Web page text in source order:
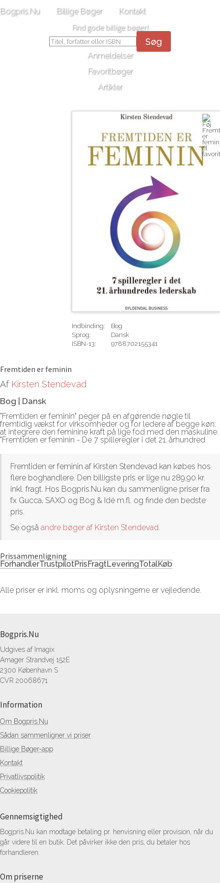
Bogpris.Nu Billige Bøger Kontakt
Find gode billige bøger!
Søg
Anmeldelser
Favoritbøger
Artikler
Indbinding:
Bog
Sprog:
Dansk
ISBN-13:
9788702155341
Fremtiden er feminin
Af Kirsten Stendevad
Bog | Dansk
"Fremtiden er feminin" peger på en afgørende nøgle til
fremtidig vækst for virksomheder og for ledere af begge køn:
at integrere den feminine kraft på lige fod med den maskuline.
"Fremtiden er feminin - De 7 spilleregler i det 21. århundred
Fremtiden er feminin af Kirsten Stendevad kan købes hos
flere boghandlere. Den billigste pris er lige nu 289,90 kr.
inkl. fragt. Hos Bogpris.Nu kan du sammenligne priser fra
fx Gucca, SAXO og Bog & Idé m.fl. og finde den bedste
pris.
Se også andre bøger af Kirsten Stendevad
Prissammenligning
ForhandlerTrustpilotPrisFragtLeveringTotalKøb
Alle priser er inkl. moms og oplysningerne er vejledende.
Bogpris.Nu
Udgives af Imagix
Amager Strandvej 152E
2300 København S
CVR 20068671
Information
Om Bogpris.Nu
Sådan sammenligner vi priser
Billige Bøger-app
Kontakt
Privatlivspolitik
Cookiepolitik
Gennemsigtighed
Bogpris.Nu kan modtage betaling pr. henvisning eller provision, når du
går videre til en butik. Det påvirker ikke den pris, du betaler hos
forhandleren.
Om priserne